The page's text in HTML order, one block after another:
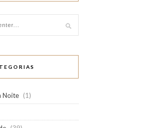
Noite (1)